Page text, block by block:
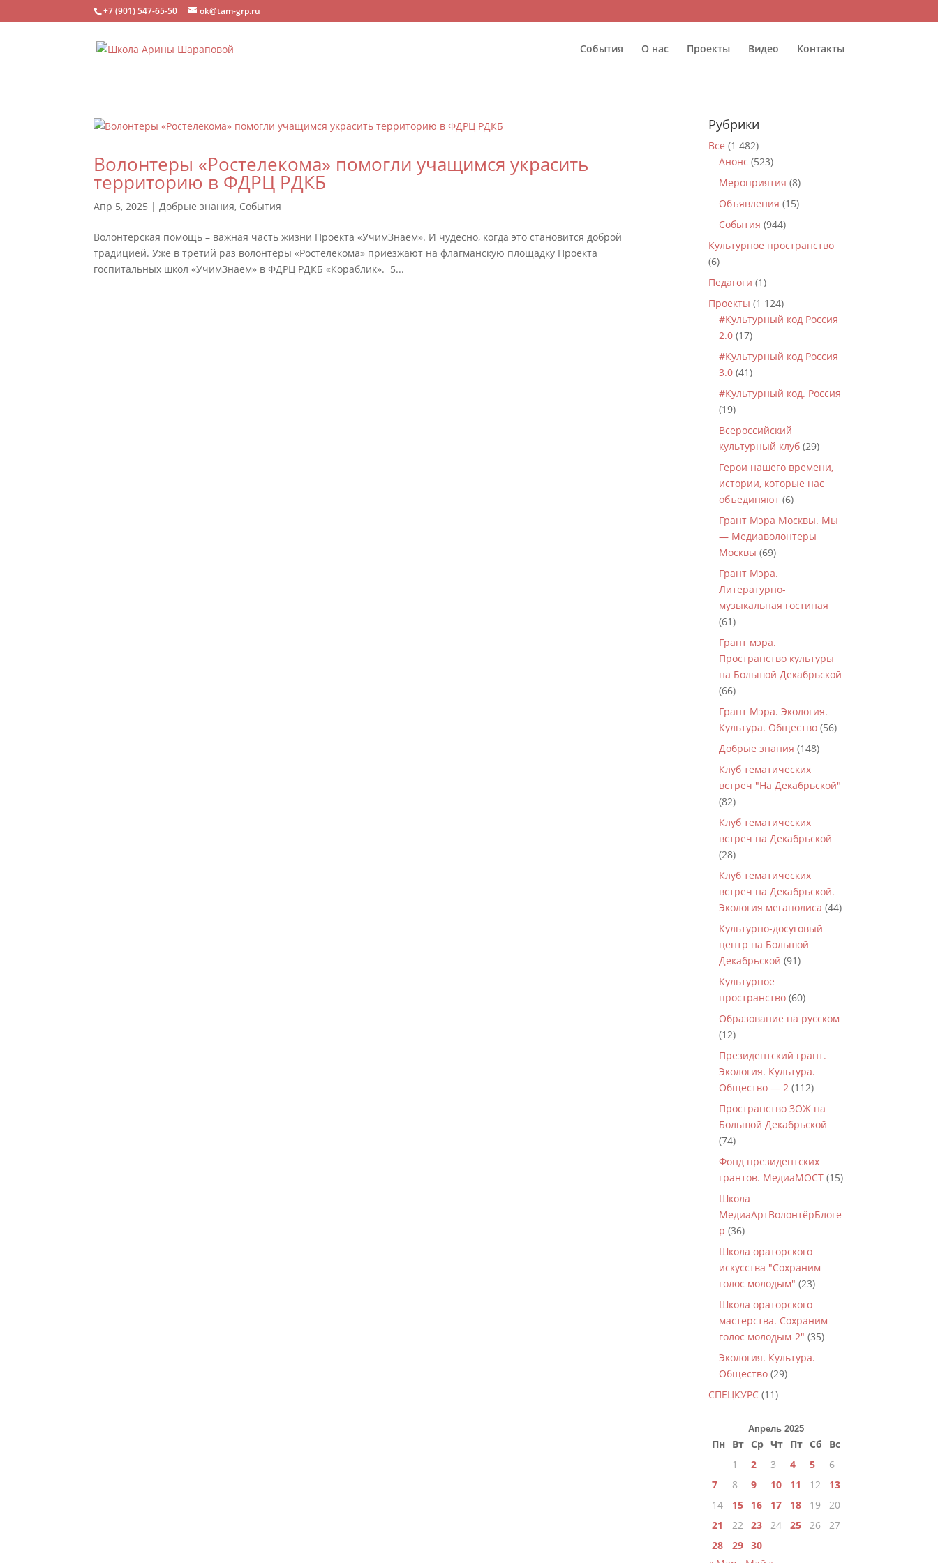
+7 (901) 547-65-50 ok@tam-grp.ru
События О нас Проекты Видео Контакты
Волонтеры «Ростелекома» помогли учащимся украсить
территорию в ФДРЦ РДКБ
Апр 5, 2025 |Добрые знания, События
Волонтерская помощь – важная часть жизни Проекта «УчимЗнаем». И чудесно, когда это становится доброй
традицией. Уже в третий раз волонтеры «Ростелекома» приезжают на флагманскую площадку Проекта
госпитальных школ «УчимЗнаем» в ФДРЦ РДКБ «Кораблик». 5...
Рубрики
Все (1 482)
Анонс (523)
Мероприятия (8)
Объявления (15)
События (944)
Культурное пространство
(6)
Педагоги (1)
Проекты (1 124)
#Культурный код Россия
2.0 (17)
#Культурный код Россия
3.0 (41)
#Культурный код. Россия
(19)
Всероссийский
культурный клуб (29)
Герои нашего времени,
истории, которые нас
объединяют (6)
Грант Мэра Москвы. Мы
— Медиаволонтеры
Москвы (69)
Грант Мэра.
Литературно-
музыкальная гостиная
(61)
Грант мэра.
Пространство культуры
на Большой Декабрьской
(66)
Грант Мэра. Экология.
Культура. Общество (56)
Добрые знания (148)
Клуб тематических
встреч "На Декабрьской"
(82)
Клуб тематических
встреч на Декабрьской
(28)
Клуб тематических
встреч на Декабрьской.
Экология мегаполиса (44)
Культурно-досуговый
центр на Большой
Декабрьской (91)
Культурное
пространство (60)
Образование на русском
(12)
Президентский грант.
Экология. Культура.
Общество — 2 (112)
Пространство ЗОЖ на
Большой Декабрьской
(74)
Фонд президентских
грантов. МедиаМОСТ (15)
Школа
МедиаАртВолонтёрБлоге
р (36)
Школа ораторского
искусства "Сохраним
голос молодым" (23)
Школа ораторского
мастерства. Сохраним
голос молодым-2" (35)
Экология. Культура.
Общество (29)
СПЕЦКУРС (11)
Апрель 2025
Пн Вт Ср Чт Пт Сб
Вс
1
2 3 4 5
6
7
8 9 10 11 12
13
14
15 16 17 18 19
20
21
22 23 24 25 26
27
28
29 30